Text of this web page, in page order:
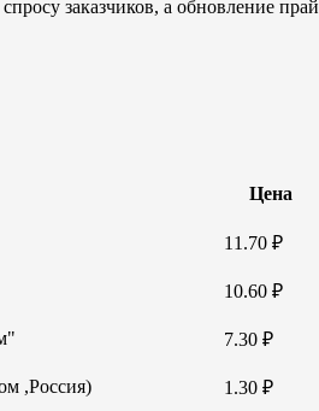
заказчиков, а обновление
Цена
11.70 ₽
10.60 ₽
7.30 ₽
,Россия)
1.30 ₽